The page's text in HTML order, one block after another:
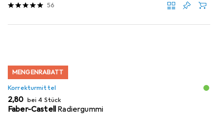
56
MENGENRABATT
Korrekturmittel
EUR
2,80 bei 4 Stück
Faber-Castell Radiergummi